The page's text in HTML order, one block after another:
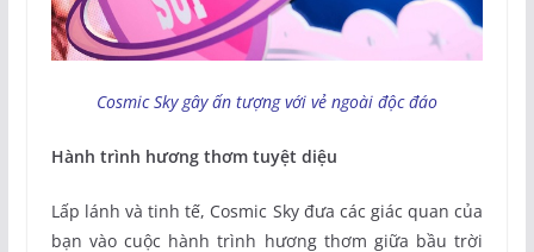
Cosmic Sky gây ấn tượng với vẻ ngoài độc đáo
Hành trình hương thơm tuyệt diệu
Lấp lánh và tinh tế, Cosmic Sky đưa các giác quan của
bạn vào cuộc hành trình hương thơm giữa bầu trời